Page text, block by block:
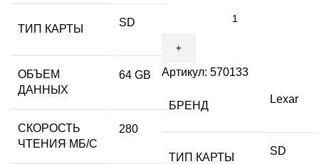
ТИП КАРТЫ
SD
ОБЪЕМ
ДАННЫХ
64 GB
СКОРОСТЬ
ЧТЕНИЯ МБ/С
280
Артикул: 570133
БРЕНД
Lexar
ТИП КАРТЫ
SD